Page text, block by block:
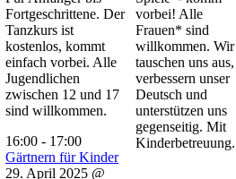
Fortgeschrittene. Der
Tanzkurs ist
kostenlos, kommt
einfach vorbei. Alle
Jugendlichen
zwischen 12 und 17
sind willkommen.
16:00 - 17:00
Gärtnern für Kinder
29. April 2025 @
vorbei! Alle
Frauen* sind
willkommen. Wir
tauschen uns aus,
verbessern unser
Deutsch und
unterstützen uns
gegenseitig. Mit
Kinderbetreuung.